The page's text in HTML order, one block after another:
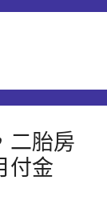
二胎房
付金